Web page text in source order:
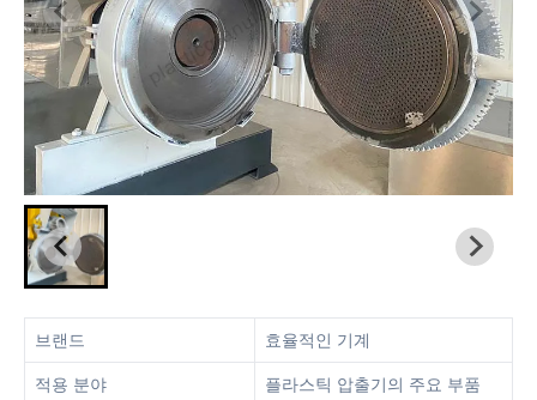
브랜드
효율적인 기계
적용 분야
플라스틱 압출기의 주요 부품